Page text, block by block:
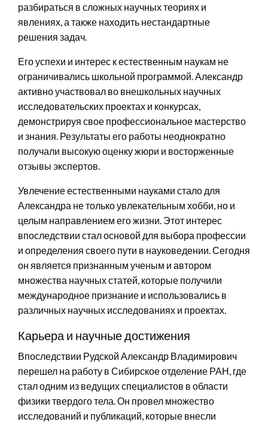
разбираться в сложных научных теориях и
явлениях, а также находить нестандартные
решения задач.
Его успехи и интерес к естественным наукам не
ограничивались школьной программой. Александр
активно участвовал во внешкольных научных
исследовательских проектах и конкурсах,
демонстрируя свое профессиональное мастерство
и знания. Результаты его работы неоднократно
получали высокую оценку жюри и восторженные
отзывы экспертов.
Увлечение естественными науками стало для
Александра не только увлекательным хобби, но и
целым направлением его жизни. Этот интерес
впоследствии стал основой для выбора профессии
и определения своего пути в науковедении. Сегодня
он является признанным ученым и автором
множества научных статей, которые получили
международное признание и использовались в
различных научных исследованиях и проектах.
Карьера и научные достижения
Впоследствии Рудской Александр Владимирович
перешел на работу в Сибирское отделение РАН, где
стал одним из ведущих специалистов в области
физики твердого тела. Он провел множество
исследований и публикаций, которые внесли